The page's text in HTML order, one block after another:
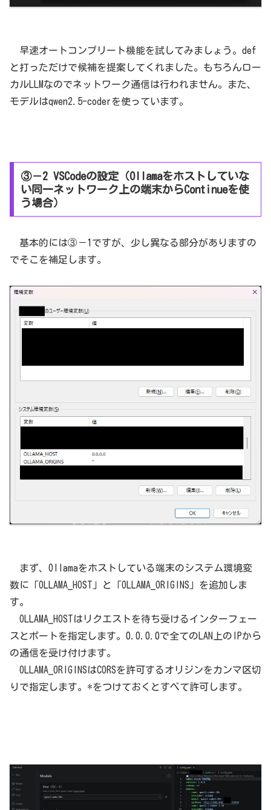
早速オートコンプリート機能を試してみましょう。def
と打っただけで候補を提案してくれました。もちろんロー
カルLLMなのでネットワーク通信は行われません。また、
モデルはqwen2.5-coderを使っています。
③－2 VSCodeの設定（Ollamaをホストしていな
い同一ネットワーク上の端末からContinueを使
う場合）
基本的には③－1ですが、少し異なる部分がありますの
でそこを補足します。
まず、Ollamaをホストしている端末のシステム環境変
数に「OLLAMA_HOST」と「OLLAMA_ORIGINS」を追加しま
す。
OLLAMA_HOSTはリクエストを待ち受けるインターフェー
スとポートを指定します。0.0.0.0で全てのLAN上のIPから
の通信を受け付けます。
OLLAMA_ORIGINSはCORSを許可するオリジンをカンマ区切
りで指定します。*をつけておくとすべて許可します。